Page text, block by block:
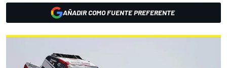
AÑADIR COMO FUENTE PREFERENTE